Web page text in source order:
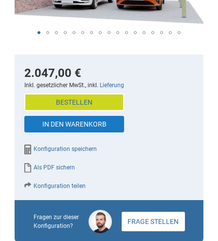
gallery
images
2.047,00 €
Inkl. gesetzlicher MwSt., inkl. Lieferung
IN DEN WARENKORB
BESTELLEN
Konfiguration speichern
Als PDF sichern
Konfiguration teilen
Fragen zur dieser
Konfiguration?
FRAGE STELLEN